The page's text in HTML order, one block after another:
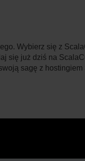
Wybierz się z
się już dziś na
sagę z